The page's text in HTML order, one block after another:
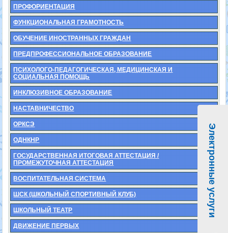
ПРОФОРИЕНТАЦИЯ
ФУНКЦИОНАЛЬНАЯ ГРАМОТНОСТЬ
ОБУЧЕНИЕ ИНОСТРАННЫХ ГРАЖДАН
ПРЕДПРОФЕССИОНАЛЬНОЕ ОБРАЗОВАНИЕ
ПСИХОЛОГО-ПЕДАГОГИЧЕСКАЯ, МЕДИЦИНСКАЯ И
СОЦИАЛЬНАЯ ПОМОЩЬ
ИНКЛЮЗИВНОЕ ОБРАЗОВАНИЕ
НАСТАВНИЧЕСТВО
ОРКСЭ
ОДНКНР
ГОСУДАРСТВЕННАЯ ИТОГОВАЯ АТТЕСТАЦИЯ /
ПРОМЕЖУТОЧНАЯ АТТЕСТАЦИЯ
ВОСПИТАТЕЛЬНАЯ СИСТЕМА
ШСК (ШКОЛЬНЫЙ СПОРТИВНЫЙ КЛУБ)
ШКОЛЬНЫЙ ТЕАТР
ДВИЖЕНИЕ ПЕРВЫХ
Электронные услуги